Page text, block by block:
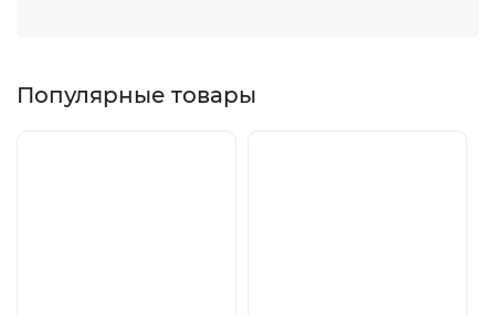
Популярные товары